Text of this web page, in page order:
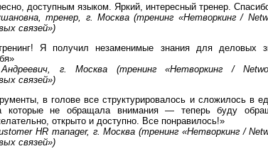
доступным языком. Яркий, интересный тренер.
тренер, г. Москва (тренинг «Нетворкинг /
связей»)
Я получил незаменимые знания для деловых
г. Москва (тренинг «Нетворкинг /
связей»)
в голове все структурировалось и сложилось в
которые не обращала внимания — теперь буду
открыто и доступно. Все понравилось!»
HR manager, г. Москва (тренинг «Нетворкинг /
связей»)